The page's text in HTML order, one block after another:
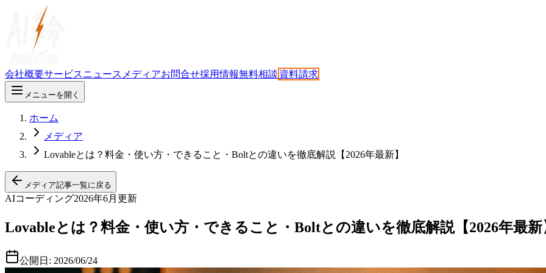
会社概要サービスニュース メディアお問合せ採用情報無料相談 資料請求
メニューを開く
ホーム
メディア
Lovableとは？料金・使い方・できること・Boltとの違いを徹底解説【2026年最新】
メディア記事一覧に戻る
AIコーディング2026年6月更新
Lovableとは？料金・使い方・できること・Boltとの違いを徹底解説【2026年最新
公開日: 2026/06/24